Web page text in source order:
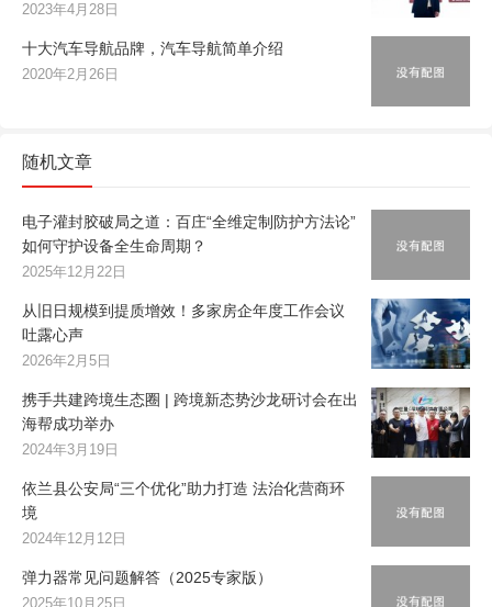
2023年4月28日
十大汽车导航品牌，汽车导航简单介绍
2020年2月26日
随机文章
电子灌封胶破局之道：百庄“全维定制防护方法论”
如何守护设备全生命周期？
2025年12月22日
从旧日规模到提质增效！多家房企年度工作会议
吐露心声
2026年2月5日
携手共建跨境生态圈 | 跨境新态势沙龙研讨会在出
海帮成功举办
2024年3月19日
依兰县公安局“三个优化”助力打造 法治化营商环
境
2024年12月12日
弹力器常见问题解答（2025专家版）
2025年10月25日